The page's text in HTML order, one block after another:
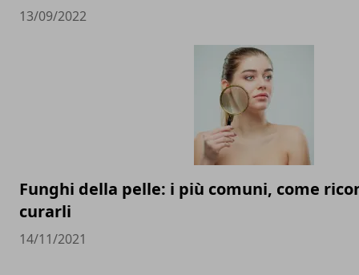
13/09/2022
Funghi della pelle: i più comuni, come
curarli
14/11/2021